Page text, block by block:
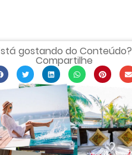
gostando do Conteúdo?
Compartilhe